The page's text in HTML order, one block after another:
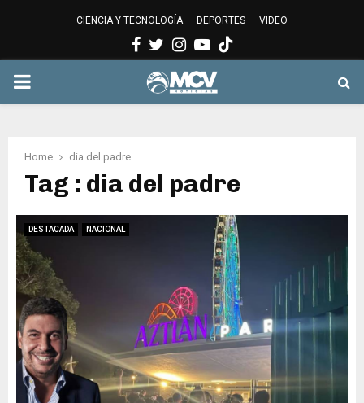
CIENCIA Y TECNOLOGÍA DEPORTES VIDEO
Facebook
Twitter
Instagram
Youtube
PRIMARY
Home dia del padre
Tag : dia del padre
DESTACADA NACIONAL